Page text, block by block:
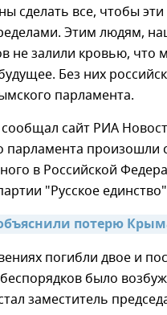
сделать все, чтобы
Этим людям,
не залили кровью,
Без них
парламента.
сайт РИА
парламента произошли
в Российской
"Русское
потерю
погибли двое и
было
заместитель